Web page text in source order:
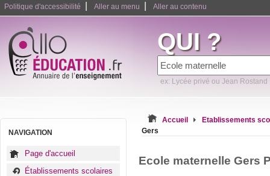
Politique d'accessibilité Aller au menu Aller au contenu
QUI ?
ex: Lycée privé ou Jean Rostand
NAVIGATION
Page d'accueil
Établissements scolaires
Accueil
Etablissements
Gers
Ecole maternelle Gers